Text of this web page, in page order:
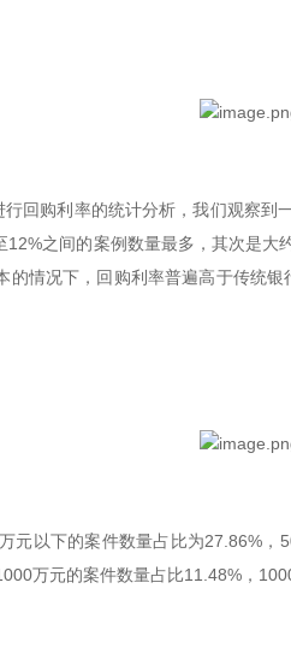
回购利率的统计分析，我们观察
12%之间的案例数量最多，其次是
的情况下，回购利率普遍高于传统
元以下的案件数量占比为27.86%
万元的案件数量占比11.48%，